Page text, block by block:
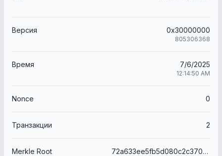
Версия 0x30000000
805306368
Время 7/6/2025
12:14:50 AM
Nonce 0
Транзакции 2
Merkle Root 72a633ee5fb5d080c2c3708ed30ab9ef479285a0044497ea5b7878c3227a371b